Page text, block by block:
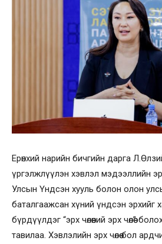
Ерөнхий нарийн бичгийн дарга
үргэлжлүүлэн хэвлэл мэдээллийн эрх
Улсын Үндсэн хууль болон олон
баталгаажсан хүний үндсэн эрхийг
бүрдүүлдэг “эрх чөлөөний эрх чөлөө”
тавилаа. Хэвлэлийн эрх чөлөө бол